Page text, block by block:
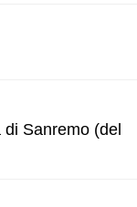
Sanremo (del